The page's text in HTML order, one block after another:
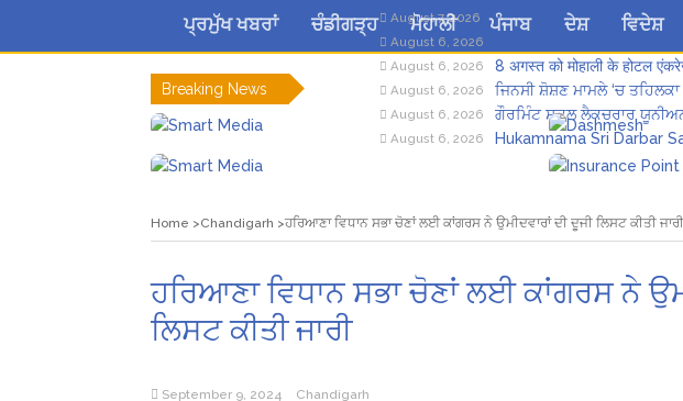
ਪ੍ਰਮੁੱਖ ਖਬਰਾਂ ਚੰਡੀਗੜ੍ਹ ਮੋਹਾਲੀ ਪੰਜਾਬ ਦੇਸ਼ ਵਿਦੇਸ਼
Breaking News
August 7, 2026 Hukamnama Sri Darbar
August 6, 2026
August 6, 2026 8 अगस्त को मोहाली के होटल
August 6, 2026 ਜਿਨਸੀ ਸ਼ੋਸ਼ਣ ਮਾਮਲੇ ‘ਚ
August 6, 2026 ਗੌਰਮਿੰਟ ਸਕੂਲ ਲੈਕਚਰਾਰ
August 6, 2026 Hukamnama Sri Darbar
Home Chandigarh ਹਰਿਆਣਾ ਵਿਧਾਨ ਸਭਾ ਚੋਣਾਂ ਲਈ ਕਾਂਗਰਸ ਨੇ ਉਮੀਦਵਾਰਾਂ ਦੀ ਦੂਜੀ ਲਿਸਟ ਕੀਤੀ ਜਾਰੀ
ਹਰਿਆਣਾ ਵਿਧਾਨ ਸਭਾ ਚੋਣਾਂ ਲਈ ਕਾਂਗਰਸ ਨੇ
ਲਿਸਟ ਕੀਤੀ ਜਾਰੀ
September 9, 2024 Chandigarh